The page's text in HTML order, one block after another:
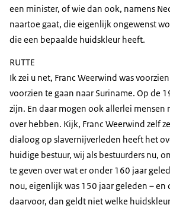
een minister, of wie dan ook, namens
naartoe gaat, die eigenlijk ongewenst
die een bepaalde huidskleur heeft.
RUTTE
Ik zei u net, Franc Weerwind was
voorzien te gaan naar Suriname. Op de
zijn. En daar mogen ook allerlei
over hebben. Kijk, Franc Weerwind zelf
dialoog op slavernijverleden heeft het
huidige bestuur, wij als bestuurders nu,
te geven over wat er onder 160 jaar
nou, eigenlijk was 150 jaar geleden – en
daarvoor, dan geldt niet welke